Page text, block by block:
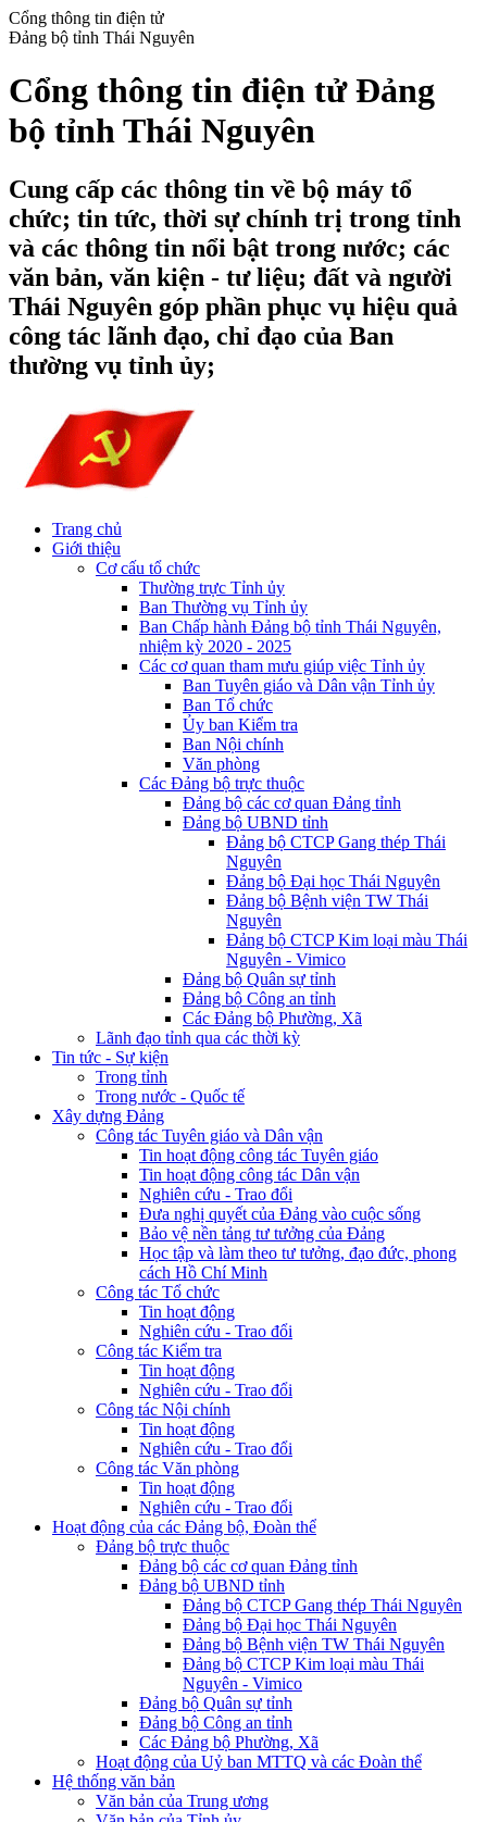
Cổng thông tin điện tử
Đảng bộ tỉnh Thái Nguyên
Cổng thông tin điện tử Đảng
bộ tỉnh Thái Nguyên
Cung cấp các thông tin về bộ máy tổ
chức; tin tức, thời sự chính trị trong tỉnh
và các thông tin nổi bật trong nước; các
văn bản, văn kiện - tư liệu; đất và người
Thái Nguyên góp phần phục vụ hiệu quả
công tác lãnh đạo, chỉ đạo của Ban
thường vụ tỉnh ủy;
Trang chủ
Giới thiệu
Cơ cấu tổ chức
Thường trực Tỉnh ủy
Ban Thường vụ Tỉnh ủy
Ban Chấp hành Đảng bộ tỉnh Thái Nguyên,
nhiệm kỳ 2020 - 2025
Các cơ quan tham mưu giúp việc Tỉnh ủy
Ban Tuyên giáo và Dân vận Tỉnh ủy
Ban Tổ chức
Ủy ban Kiểm tra
Ban Nội chính
Văn phòng
Các Đảng bộ trực thuộc
Đảng bộ các cơ quan Đảng tỉnh
Đảng bộ UBND tỉnh
Đảng bộ CTCP Gang thép Thái
Nguyên
Đảng bộ Đại học Thái Nguyên
Đảng bộ Bệnh viện TW Thái
Nguyên
Đảng bộ CTCP Kim loại màu Thái
Nguyên - Vimico
Đảng bộ Quân sự tỉnh
Đảng bộ Công an tỉnh
Các Đảng bộ Phường, Xã
Lãnh đạo tỉnh qua các thời kỳ
Tin tức - Sự kiện
Trong tỉnh
Trong nước - Quốc tế
Xây dựng Đảng
Công tác Tuyên giáo và Dân vận
Tin hoạt động công tác Tuyên giáo
Tin hoạt động công tác Dân vận
Nghiên cứu - Trao đổi
Đưa nghị quyết của Đảng vào cuộc sống
Bảo vệ nền tảng tư tưởng của Đảng
Học tập và làm theo tư tưởng, đạo đức, phong
cách Hồ Chí Minh
Công tác Tổ chức
Tin hoạt động
Nghiên cứu - Trao đổi
Công tác Kiểm tra
Tin hoạt động
Nghiên cứu - Trao đổi
Công tác Nội chính
Tin hoạt động
Nghiên cứu - Trao đổi
Công tác Văn phòng
Tin hoạt động
Nghiên cứu - Trao đổi
Hoạt động của các Đảng bộ, Đoàn thể
Đảng bộ trực thuộc
Đảng bộ các cơ quan Đảng tỉnh
Đảng bộ UBND tỉnh
Đảng bộ CTCP Gang thép Thái Nguyên
Đảng bộ Đại học Thái Nguyên
Đảng bộ Bệnh viện TW Thái Nguyên
Đảng bộ CTCP Kim loại màu Thái
Nguyên - Vimico
Đảng bộ Quân sự tỉnh
Đảng bộ Công an tỉnh
Các Đảng bộ Phường, Xã
Hoạt động của Uỷ ban MTTQ và các Đoàn thể
Hệ thống văn bản
Văn bản của Trung ương